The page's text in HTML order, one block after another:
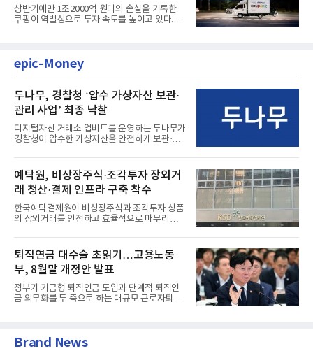
상반기에만 1조2000억 원대의 손실을 기록한
쿠팡이 역발상으로 투자 속도를 높이고 있다. 이
epic-Money
두나무, 경찰청 ‘압수 가상자산 보관·
관리 사업’ 최종 낙찰
디지털자산 거래소 업비트를 운영하는 두나무가
경찰청이 압수한 가상자산을 안전하게 보관·관
예탁원, 비상장주식·조각투자 장외거
래 청산·결제 인프라 구축 착수
한국예탁결제원이 비상장주식과 조각투자 상품
의 장외거래를 안전하고 효율적으로 마무리하기
퇴직연금 대수술 초읽기…고용노동
부, 8월말 개정안 발표
정부가 기금형 퇴직연금 도입과 단계적 퇴직연
금 의무화를 두 축으로 하는 대규모 근로자퇴직
Brand News